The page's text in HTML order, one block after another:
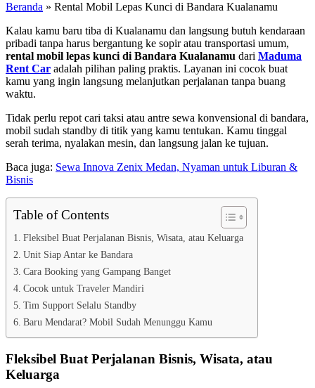
Beranda » Rental Mobil Lepas Kunci di Bandara Kualanamu
Kalau kamu baru tiba di Kualanamu dan langsung butuh kendaraan
pribadi tanpa harus bergantung ke sopir atau transportasi umum,
rental mobil lepas kunci di Bandara Kualanamu dari Maduma
Rent Car adalah pilihan paling praktis. Layanan ini cocok buat
kamu yang ingin langsung melanjutkan perjalanan tanpa buang
waktu.
Tidak perlu repot cari taksi atau antre sewa konvensional di bandara,
mobil sudah standby di titik yang kamu tentukan. Kamu tinggal
serah terima, nyalakan mesin, dan langsung jalan ke tujuan.
Baca juga: Sewa Innova Zenix Medan, Nyaman untuk Liburan &
Bisnis
Table of Contents
Fleksibel Buat Perjalanan Bisnis, Wisata, atau Keluarga
Unit Siap Antar ke Bandara
Cara Booking yang Gampang Banget
Cocok untuk Traveler Mandiri
Tim Support Selalu Standby
Baru Mendarat? Mobil Sudah Menunggu Kamu
Fleksibel Buat Perjalanan Bisnis, Wisata, atau
Keluarga